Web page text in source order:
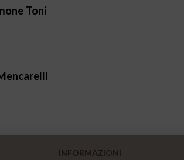
Toni
INFORMAZIONI